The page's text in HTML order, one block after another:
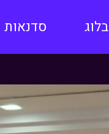
בלוג סדנאות